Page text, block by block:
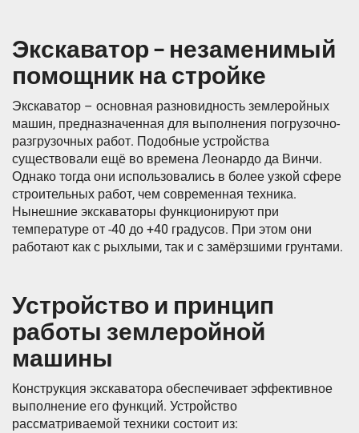
Экскаватор – незаменимый
помощник на стройке
Экскаватор – основная разновидность землеройных
машин, предназначенная для выполнения погрузочно-
разгрузочных работ. Подобные устройства
существовали ещё во времена Леонардо да Винчи.
Однако тогда они использовались в более узкой сфере
строительных работ, чем современная техника.
Нынешние экскаваторы функционируют при
температуре от -40 до +40 градусов. При этом они
работают как с рыхлыми, так и с замёрзшими грунтами.
Устройство и принцип
работы землеройной
машины
Конструкция экскаватора обеспечивает эффективное
выполнение его функций. Устройство
рассматриваемой техники состоит из: